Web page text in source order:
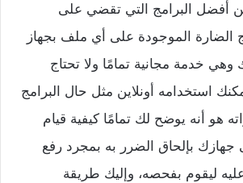
أفضل البرامج التي تقضي على
الضارة الموجودة على أي ملف بجهاز
وهي خدمة مجانية تمامًا ولا تحتاج
استخدامه أونلاين مثل حال البرامج
هو أنه يوضح لك تمامًا كيفية قيام
جهازك بإلحاق الضرر به بمجرد رفع
ليقوم بفحصه، وإليك طريقة